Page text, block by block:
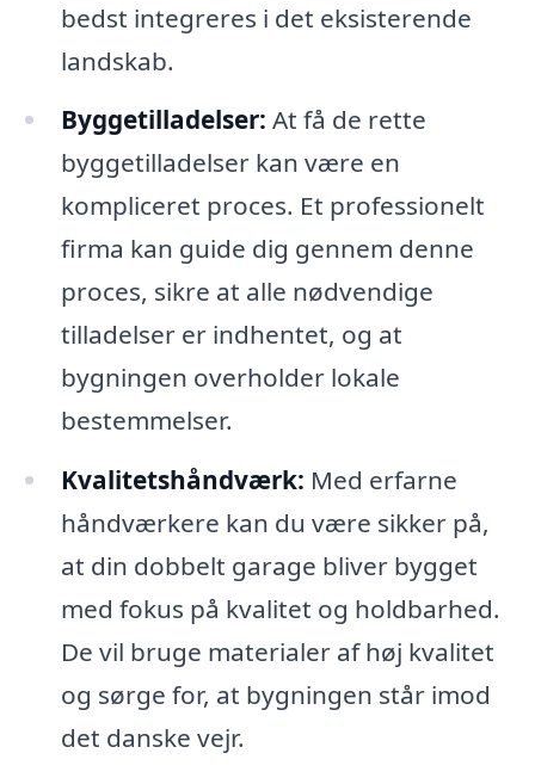
bedst integreres i det eksisterende
landskab.
Byggetilladelser: At få de rette
byggetilladelser kan være en
kompliceret proces. Et professionelt
firma kan guide dig gennem denne
proces, sikre at alle nødvendige
tilladelser er indhentet, og at
bygningen overholder lokale
bestemmelser.
Kvalitetshåndværk: Med erfarne
håndværkere kan du være sikker på,
at din dobbelt garage bliver bygget
med fokus på kvalitet og holdbarhed.
De vil bruge materialer af høj kvalitet
og sørge for, at bygningen står imod
det danske vejr.